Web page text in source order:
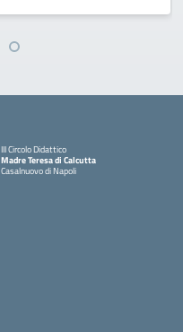
III Circolo Didattico
Madre Teresa di Calcutta
Casalnuovo di Napoli
— Visita la pagina iniziale della scuola